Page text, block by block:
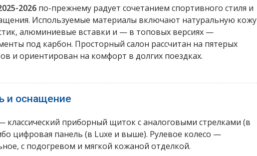
2026 по-прежнему радует сочетанием спортивного стиля и
Используемые материалы включают натуральную кожу
алюминиевые вставки и — в топовых версиях —
под карбон. Просторный салон рассчитан на пятерых
и ориентирован на комфорт в долгих поездках.
и оснащение
классический приборный щиток с аналоговыми стрелками (в
цифровая панель (в Luxe и выше). Рулевое колесо —
с подогревом и мягкой кожаной отделкой.